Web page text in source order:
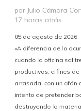
por Julio Cámara
17 horas atrás
05 de agosto de 2026
«A diferencia de lo
cuando la oficina
productivas, a fines
arrasada, con un afán
intento de pretender
destruyendo lo